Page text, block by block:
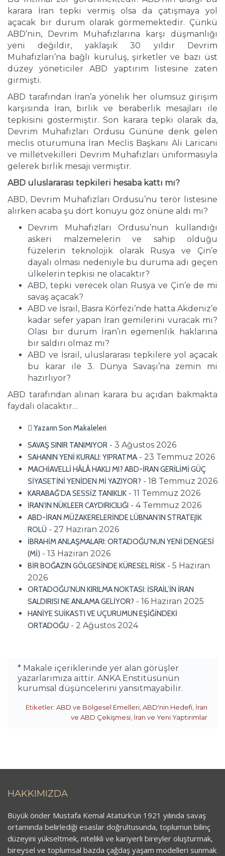
karara İran tepki vermiş olsa da çatışmaya yol
açacak bir durum olarak görmemektedir. Çünkü
ABD’nin, Devrim Muhafızlarına karşı düşmanlığı
yeni değildir, yaklaşık 30 yıldır Devrim
Muhafızları’na bağlı kuruluş, şirketler ve bazı üst
düzey yöneticiler ABD yaptırım listesine zaten
girmişti.
ABD tarafından İran’a yönelik her olumsuz girişim
karşısında İran, birlik ve beraberlik mesajları ile
tepkisini göstermiştir. Son karara tepki olarak da,
Devrim Muhafızları Ordusu Gününe denk gelen
meclis oturumuna İran Meclis Başkanı Ali Laricani
ve milletvekilleri Devrim Muhafızları üniformasıyla
gelerek birlik mesajı vermiştir.
ABD uluslararası tepkileri hesaba kattı mı?
ABD, Devrim Muhafızları Ordusu’nu terör listesine
alırken acaba şu dört konuyu göz önüne aldı mı?
Devrim Muhafızları Ordusu’nun kullandığı
askeri malzemelerin ve sahip olduğu
füzelerin teknolojik olarak Rusya ve Çin’e
dayalı olması nedeniyle bu duruma adı geçen
ülkelerin tepkisi ne olacaktır?
ABD, tepki verecek olan Rusya ve Çin’e de mi
savaş açacak?
ABD ve İsrail, Basra Körfezi’nde hatta Akdeniz’e
kadar sefer yapan İran gemilerini vuracak mı?
Olası bir durum İran’ın egemenlik haklarına
bir saldırı olmaz mı?
ABD ve İsrail, uluslararası tepkilere yol açacak
bu karar ile 3. Dünya Savaşı’na zemin mi
hazırlıyor?
ABD tarafından alınan karara bu açıdan bakmakta
faydalı olacaktır…
Yazarın Son Makaleleri
SAVAŞ SINIR TANIMIYOR - 3 Ağustos 2026
SAHANIN YENİ KURALI: YIPRATMA - 23 Temmuz 2026
MACHİAVELLİ HÂLÂ HAKLI MI? ABD-İRAN GERİLİMİ GÜÇ
SİYASETİNİ YENİDEN Mİ YAZIYOR? - 18 Temmuz 2026
KARABAĞ’DA SESSİZ TANIKLIK - 11 Temmuz 2026
İRAN’IN NÜKLEER CAYDIRICILIĞI - 4 Temmuz 2026
ABD-İRAN MÜZAKERELERİNDE LÜBNAN’IN STRATEJİK
ROLÜ - 27 Haziran 2026
İBRAHİM ANLAŞMALARI: ORTADOĞU’NUN YENİ DENGESİ
(Mİ) - 13 Haziran 2026
BİR BOĞAZIN GÖLGESİNDE KÜRESEL RİSK - 5 Haziran
2026
ORTADOĞU’NUN KIRILMA NOKTASI: İSRAİL’İN İRAN
SALDIRISI NE ANLAMA GELİYOR? - 16 Haziran 2025
HANİYE SUİKASTI VE UÇURUMUN EŞİĞİNDEKİ
ORTADOĞU - 2 Ağustos 2024
* Makale içeriklerinde yer alan görüşler
yazarlarımıza aittir. ANKA Enstitüsünün
kurumsal düşüncelerini yansıtmayabilir.
Etiketler: ABD ve Bölgesel Emelleri,ABD'nin Hedefi, İran
ve ABD Çekişmesi, İran ve Yeni Yaptırımlar
HAKKIMIZDA
Büyük önder Mustafa Kemal Atatürk’ün 1921 yılında savaş
ortamında belirlediği esaslar doğrultusunda, toplumun bilinç
düzeyini yükseltmek, nitelikli ve kariyerli bireyler oluşturmak,
bireysel ve toplumsal bazda çağdaş yaşam modelleri sunmak